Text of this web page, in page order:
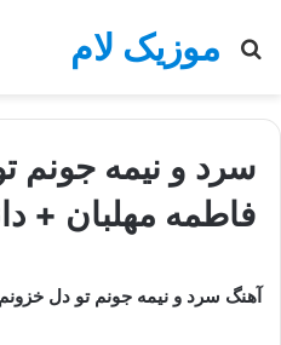
موزیک لام
جستجو
سرد و نیمه جونم
فاطمه مهلبان +
آهنگ سرد و نیمه جونم تو دل